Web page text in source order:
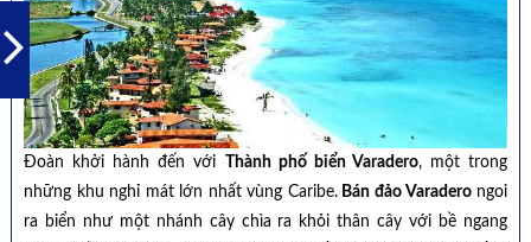
Đoàn khởi hành đến với Thành phố biển Varadero, một trong
những khu nghỉ mát lớn nhất vùng Caribe.Bán đảo Varaderongoi
ra biển như một nhánh cây chìa ra khỏi thân cây với bề ngang